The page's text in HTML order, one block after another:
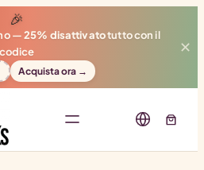
🎉
—25% disattivatotutto con il
codice
Acquista ora →
✕